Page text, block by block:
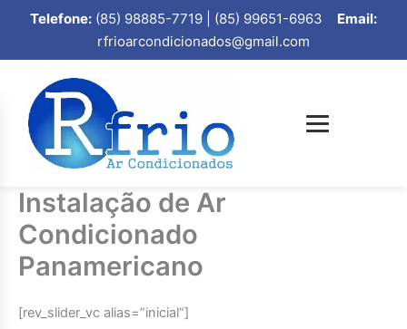
Telefone: (85) 98885-7719 | (85) 99651-6963 Email:
rfrioarcondicionados@gmail.com
Instalação de Ar
Condicionado
Panamericano
[rev_slider_vc alias=”inicial”]